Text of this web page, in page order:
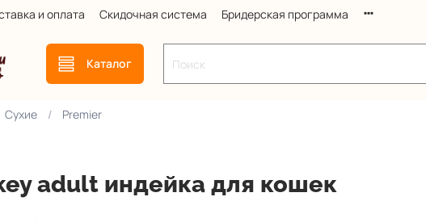
и оплата Скидочная система Бридерская программа
Каталог
Сухие Premier
adult индейка для кошек